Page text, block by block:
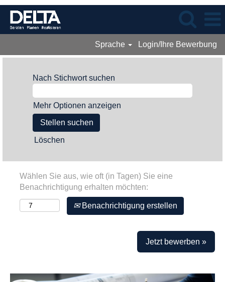
Sprache Login/Ihre Bewerbung
Nach Stichwort suchen
Mehr Optionen anzeigen
Löschen
Wählen Sie aus, wie oft (in Tagen) Sie eine
Benachrichtigung erhalten möchten:
Benachrichtigung erstellen
Jetzt bewerben »